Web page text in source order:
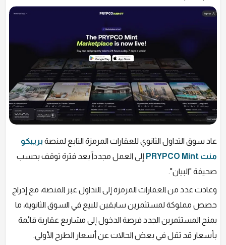
عاد سوق التداول الثانوي للعقارات المرمزة التابع لمنصة بريبكو
منت PRYPCO Mint
إلى العمل مجدداً بعد فترة توقف بحسب
صحيفة "البيان".
وعادت عدد من العقارات المرمزة إلى التداول عبر المنصة، مع إدراج
حصص مملوكة لمستثمرين سابقين للبيع في السوق الثانوية، ما
يمنح المستثمرين الجدد فرصة الدخول إلى مشاريع عقارية قائمة
بأسعار قد تقل في بعض الحالات عن أسعار الطرح الأولي.